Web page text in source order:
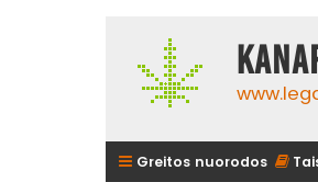
Greitos nuorodos